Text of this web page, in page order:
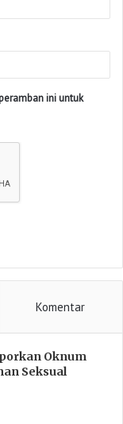
ini untuk
Komentar
Oknum
Seksual